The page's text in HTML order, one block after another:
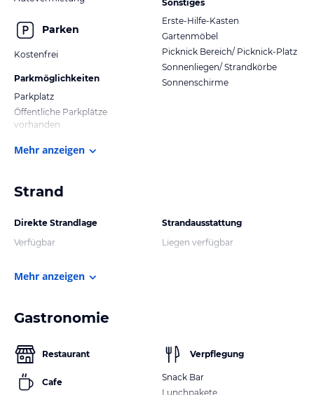
Parken
Kostenfrei
Parkmöglichkeiten
Parkplatz
Öffentliche Parkplätze
vorhanden
Sonstiges
Erste-Hilfe-Kasten
Gartenmöbel
Picknick Bereich/ Picknick-Platz
Sonnenliegen/ Strandkörbe
Sonnenschirme
Mehr anzeigen
Strand
Direkte Strandlage
Verfügbar
Strandausstattung
Liegen verfügbar
Mehr anzeigen
Gastronomie
Restaurant
Cafe
Verpflegung
Snack Bar
Lunchpakete